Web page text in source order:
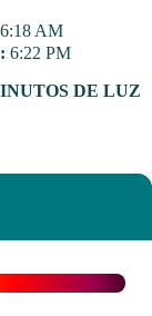
6:18 AM
6:22 PM
DE LUZ